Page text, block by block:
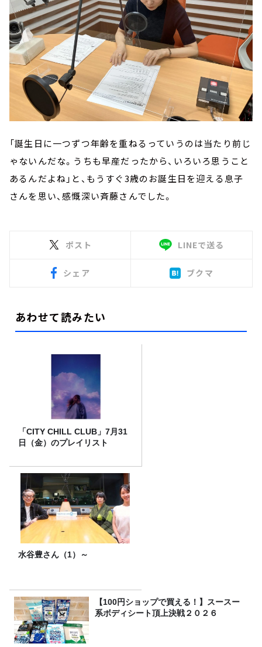
「誕生日に一つずつ年齢を重ねるっていうのは当たり前じ
ゃないんだな。うちも早産だったから、いろいろ思うこと
あるんだよね」と、もうすぐ3歳のお誕生日を迎える息子
さんを思い、感慨深い斉藤さんでした。
ポスト LINEで送る
シェア ブクマ
あわせて読みたい
「CITY CHILL CLUB」7月31
日（金）のプレイリスト
水谷豊さん（1）～
【100円ショップで買える！】スースー
系ボディシート頂上決戦２０２６